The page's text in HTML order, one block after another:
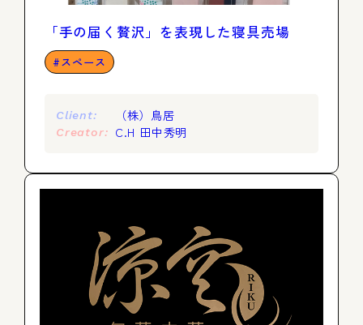
「手の届く贅沢」を表現した寝具売場
スペース
Client: （株）鳥居
Creator: C.H 田中秀明